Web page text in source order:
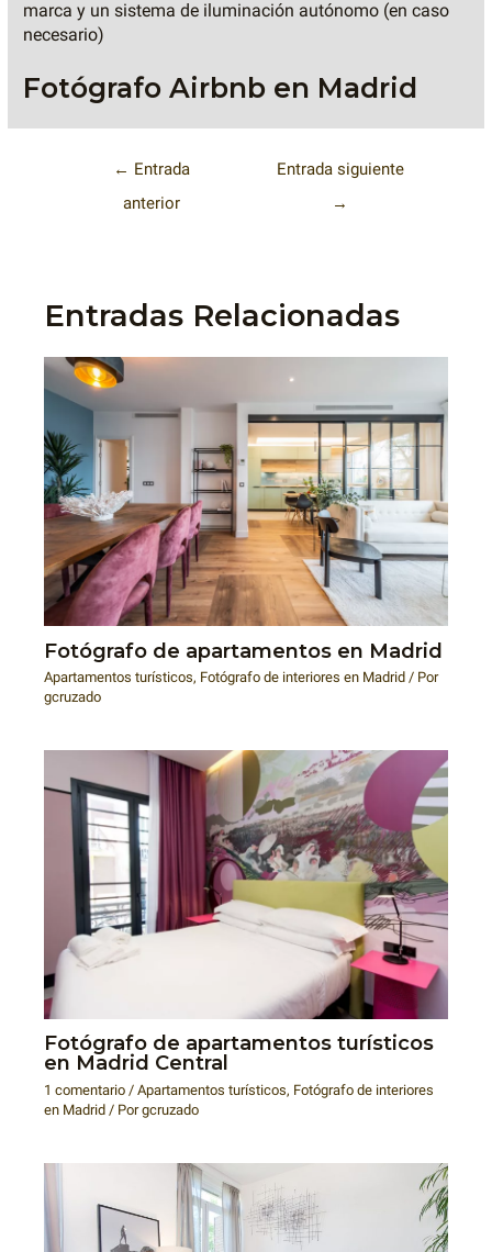
marca y un sistema de iluminación autónomo (en caso
necesario)
Fotógrafo Airbnb en Madrid
← Entrada
anterior
Entrada siguiente
→
Entradas Relacionadas
Fotógrafo de apartamentos en Madrid
Apartamentos turísticos, Fotógrafo de interiores en Madrid / Por
gcruzado
Fotógrafo de apartamentos turísticos
en Madrid Central
1 comentario /Apartamentos turísticos, Fotógrafo de interiores
en Madrid / Porgcruzado